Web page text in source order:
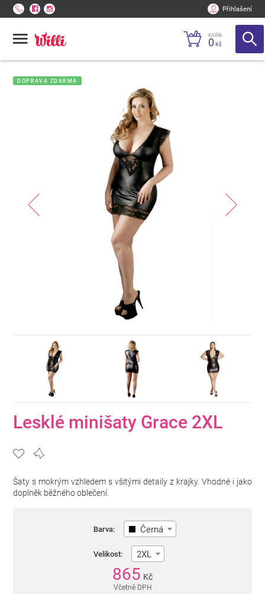
Přihlašení
KOŠÍK:
0 Kč
DOPRAVA ZDARMA
Lesklé minišaty Grace 2XL
Šaty s mokrým vzhledem s všitými detaily z krajky. Vhodné i jako
doplněk běžného oblečení.
Barva: Černá
Velikost: 2XL
865 Kč
Včetně DPH